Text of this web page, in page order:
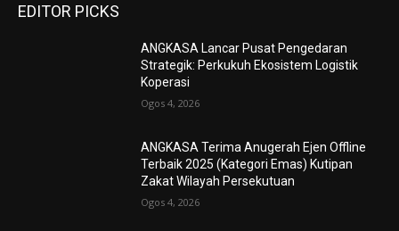
EDITOR PICKS
ANGKASA Lancar Pusat Pengedaran
Strategik: Perkukuh Ekosistem Logistik
Koperasi
Ogos 4, 2026
ANGKASA Terima Anugerah Ejen Offline
Terbaik 2025 (Kategori Emas) Kutipan
Zakat Wilayah Persekutuan
Ogos 4, 2026